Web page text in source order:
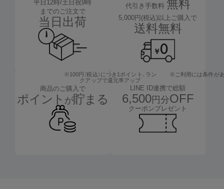
平日12時/土日祝9時
までのご注文で
当日出荷
代引き手数料 無料
5,000円(税込)以上ご購入で
送料無料
商品のご購入で
ポイント が貯まる
※100円（税込）につき1ポイント、 ラン
クアップで還元率アップ
LINE ID連携で総額
6,500円分OFF
クーポンプレゼント
※ご利用には条件が